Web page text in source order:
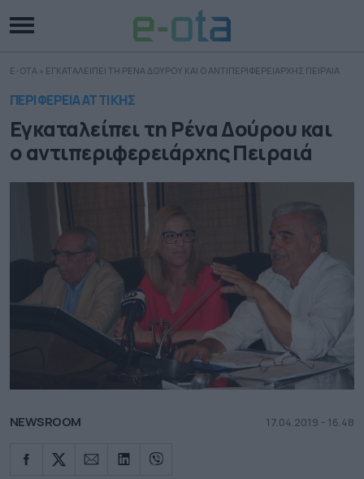
E-OTA » ΕΓΚΑΤΑΛΕΙΠΕΙ ΤΗ ΡΕΝΑ ΔΟΥΡΟΥ ΚΑΙ Ο ΑΝΤΙΠΕΡΙΦΕΡΕΙΑΡΧΗΣ ΠΕΙΡΑΙΑ
ΠΕΡΙΦΕΡΕΙΑ ΑΤΤΙΚΗΣ
Εγκαταλείπει τη Ρένα Δούρου και
ο αντιπεριφερειάρχης Πειραιά
NEWSROOM 17.04.2019 - 16.48